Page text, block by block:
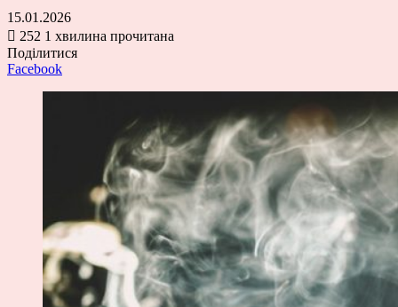
15.01.2026
252 1 хвилина прочитана
Поділитися
Facebook